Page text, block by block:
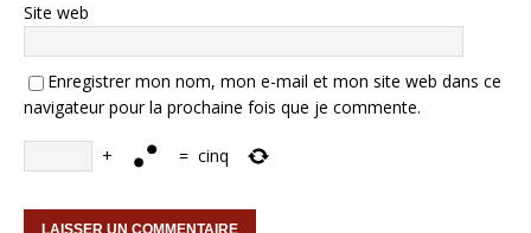
Site web
Enregistrer mon nom, mon e-mail et mon site web dans ce
navigateur pour la prochaine fois que je commente.
+ = cinq